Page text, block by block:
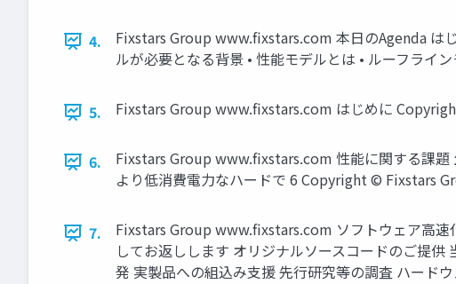
4.
Fixstars Group www.fixstars.com 本日のAgenda は
ルが必要となる背景 • 性能モデルとは • ルーフラ
5. Fixstars Group www.fixstars.com はじめに
6.
Fixstars Group www.fixstars.com 性能に関する課題
より低消費電力なハードで 6 Copyright © Fixstars
7.
Fixstars Group www.fixstars.com ソフトウェア高速
してお返しします オリジナルソースコードのご提
発 実製品への組込み支援 先行研究等の調査 ハード